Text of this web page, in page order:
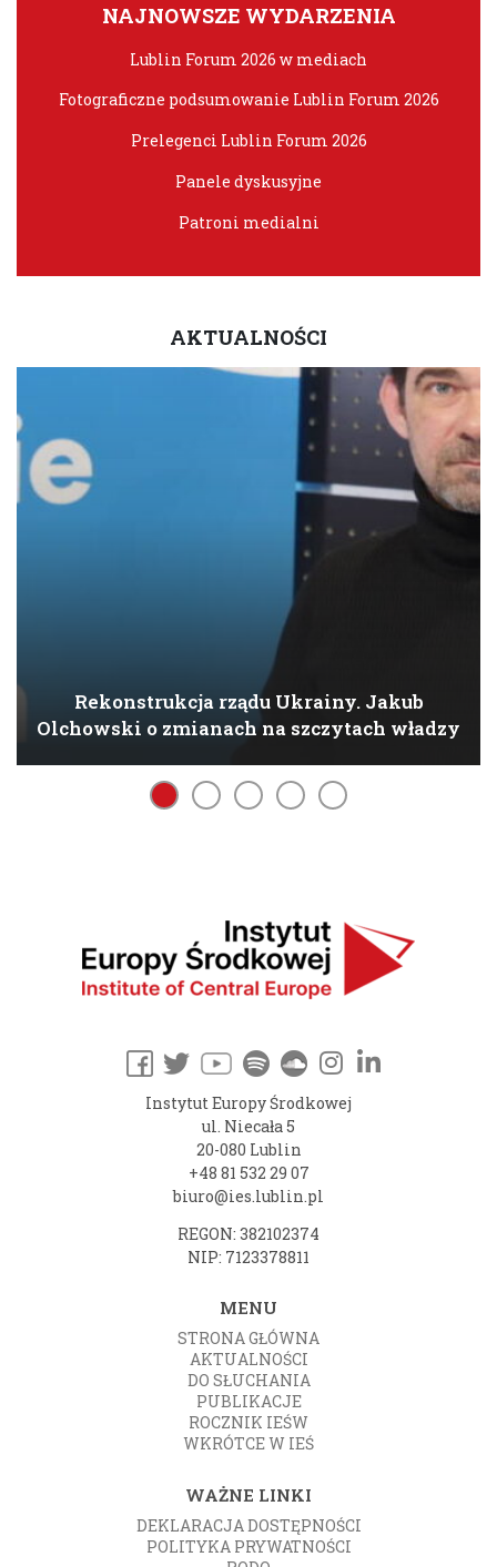
NAJNOWSZE WYDARZENIA
Lublin Forum 2026 w mediach
Fotograficzne podsumowanie Lublin Forum 2026
Prelegenci Lublin Forum 2026
Panele dyskusyjne
Patroni medialni
AKTUALNOŚCI
Rekonstrukcja rządu Ukrainy. Jakub
Olchowski o zmianach na szczytach władzy
Instytut Europy Środkowej
ul. Niecała 5
20-080 Lublin
+48 81 532 29 07
biuro@ies.lublin.pl
REGON: 382102374
NIP: 7123378811
MENU
STRONA GŁÓWNA
AKTUALNOŚCI
DO SŁUCHANIA
PUBLIKACJE
ROCZNIK IEŚW
WKRÓTCE W IEŚ
WAŻNE LINKI
DEKLARACJA DOSTĘPNOŚCI
POLITYKA PRYWATNOŚCI